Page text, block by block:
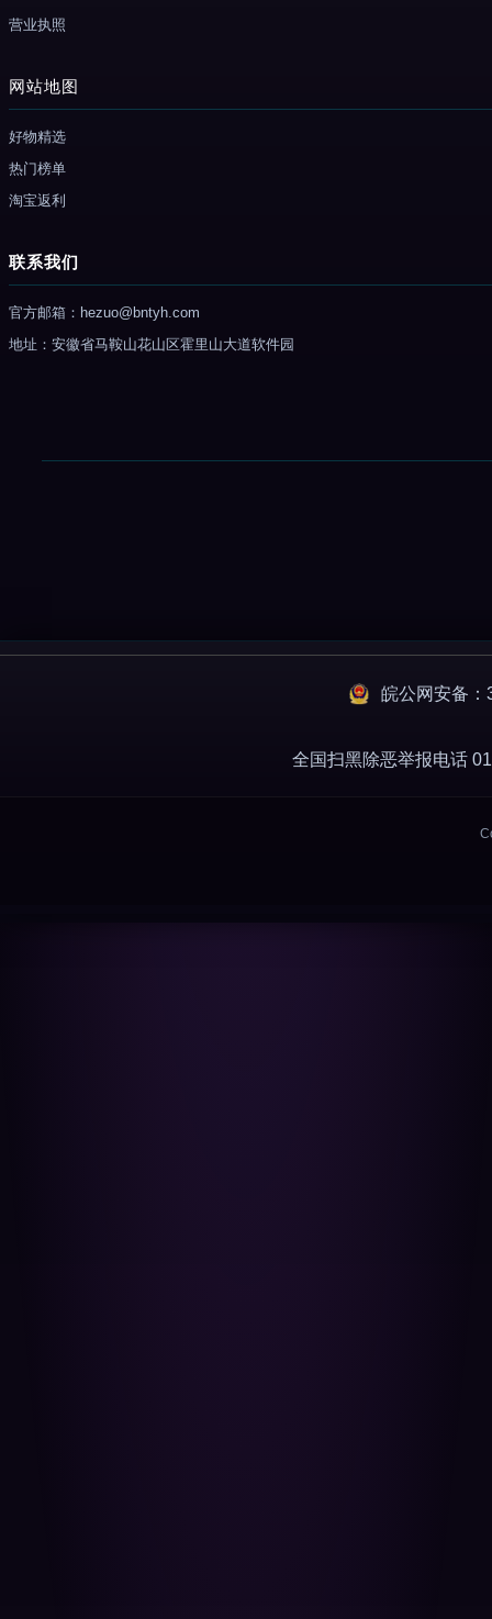
营业执照
网站地图
好物精选
热门榜单
淘宝返利
联系我们
官方邮箱：hezuo@bntyh.com
地址：安徽省马鞍山花山区霍里山大道软件园
皖公网安备
全国扫黑除恶举报电话